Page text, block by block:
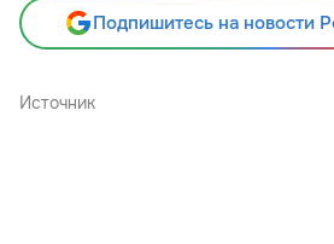
Подпишитесь на новости
Источник